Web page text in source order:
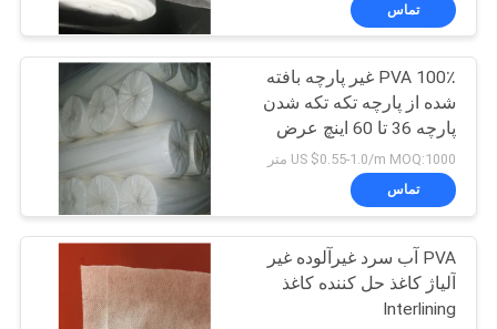
تماس
100٪ PVA غیر پارچه بافته
شده از پارچه تکه تکه شدن
پارچه 36 تا 60 اینچ عرض
اختیاری
US $0.55-1.0/m MOQ:1000 متر
تماس
PVA آب سرد غیرآلوده غیر
آلیاژ کاغذ حل کننده کاغذ
Interlining